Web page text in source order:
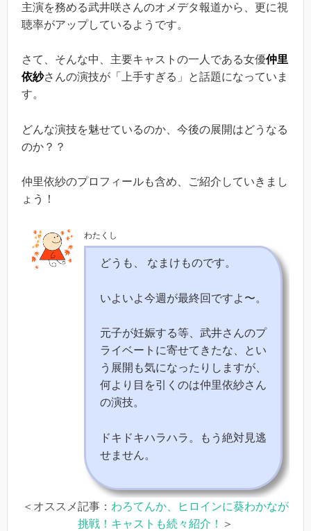
主演を務める武井咲さんのオメデタ報道から、更に視
聴率がアップしているようです。
さて、そんな中、主要キャストの一人である女優仲里
依紗さんの演技が「上手すぎる」と話題になっていま
す。
どんな演技を魅せているのか、今後の展開はどうなる
のか？？
仲里依紗のプロフィールも含め、ご紹介していきまし
ょう！
わたくし
どうも、 なまけものです。
いよいよ今週が最終回ですよ〜。
元子が妊娠する等、武井さんのプ
ライベートに寄せてきたな、とい
う展開も気になったりしますが、
何より目を引くのは仲里依紗さん
の演技。
ドキドキハラハラ。もう絶対見逃
せません。
＜オススメ記事： わろてんか、ヒロインに葵わかなが
挑戦！キャストも続々紹介！
＞